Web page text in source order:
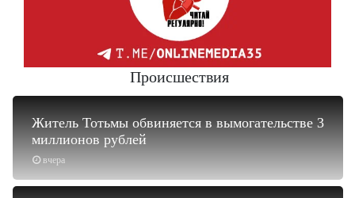
Происшествия
вчера
Житель Тотьмы обвиняется в вымогательстве 3
миллионов рублей